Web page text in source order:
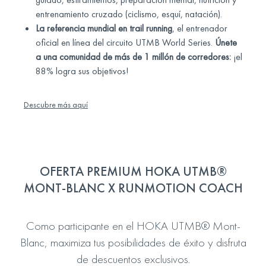
entrenamiento cruzado (ciclismo, esquí, natación).
La referencia mundial en trail running, el entrenador
oficial en línea del circuito UTMB World Series. Únete
a una comunidad de más de 1 millón de corredores: ¡el
88% logra sus objetivos!
Descubre más aquí
OFERTA PREMIUM HOKA UTMB®
MONT-BLANC X RUNMOTION COACH
Como participante en el HOKA UTMB® Mont-
Blanc, maximiza tus posibilidades de éxito y disfruta
de descuentos exclusivos.